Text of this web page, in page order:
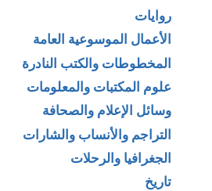
روايات
الأعمال الموسوعية العامة
المخطوطات والكتب النادرة
علوم المكتبات والمعلومات
وسائل الإعلام والصحافة
التراجم والأنساب والشارات
الجغرافيا والرحلات
تاريخ